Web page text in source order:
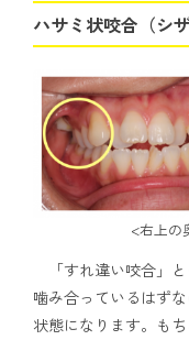
ハサミ状咬合（シ
<右上の
「すれ違い咬合」
噛み合っているはず
状態になります。も